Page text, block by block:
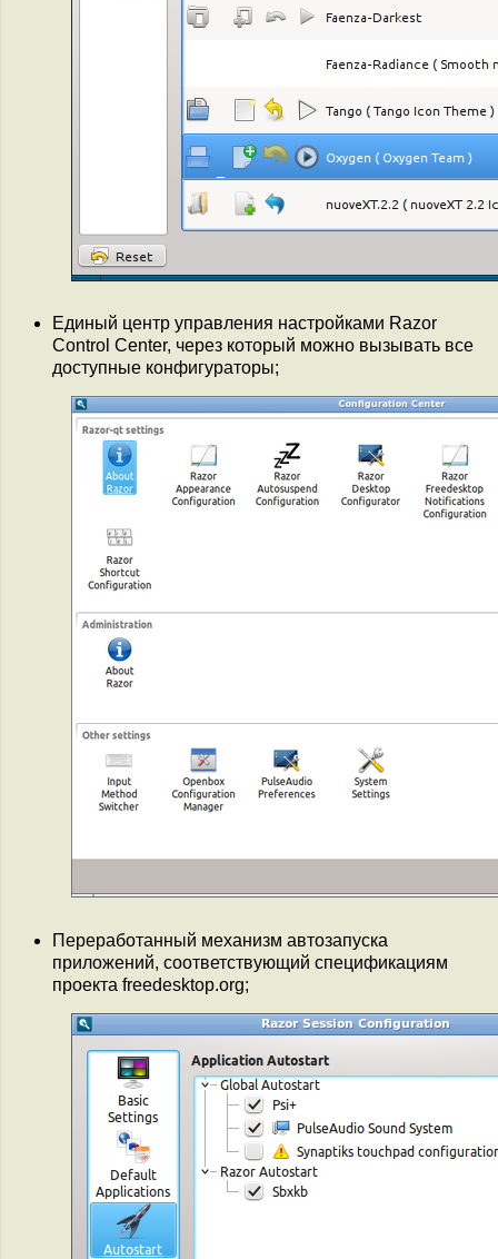
Единый центр управления настройками Razor
Control Center, через который можно вызывать все
доступные конфигураторы;
Переработанный механизм автозапуска
приложений, соответствующий спецификациям
проекта freedesktop.org;